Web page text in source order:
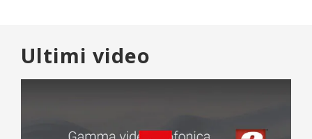
Ultimi video